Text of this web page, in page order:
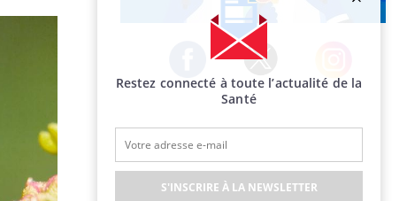
Facebook Twitter Instagram
Restez connecté à toute l’actualité de la
Santé
S'INSCRIRE À LA NEWSLETTER